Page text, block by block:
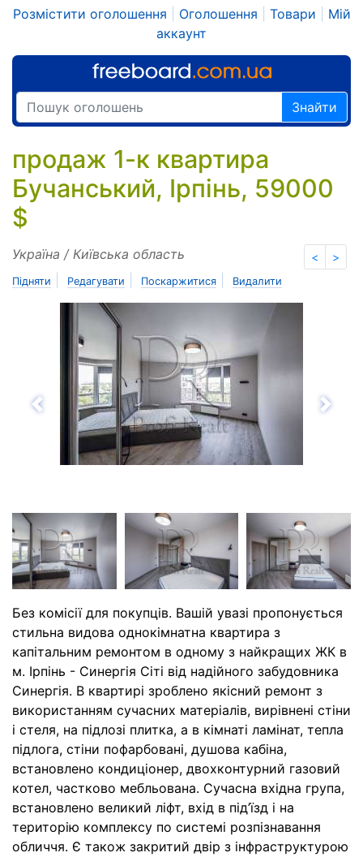
Розмістити оголошення Оголошення Товари
Мій
аккаунт
Знайти
продаж 1-к квартира
Бучанський, Ірпінь, 59000
$
< >
Україна / Київська область
Підняти Редагувати Поскаржитися Видалити
Назад
Без комісії для покупців. Вашій увазі пропонується
стильна видова однокімнатна квартира з
капітальним ремонтом в одному з найкращих ЖК в
м. Ірпінь - Синергія Сіті від надійного забудовника
Синергія. В квартирі зроблено якісний ремонт з
використанням сучасних матеріалів, вирівнені стіни
і стеля, на підлозі плитка, а в кімнаті ламінат, тепла
підлога, стіни пофарбовані, душова кабіна,
встановлено кондиціонер, двохконтурний газовий
котел, частково мебльована. Сучасна вхідна група,
встановлено великий ліфт, вхід в під’їзд і на
територію комплексу по системі розпізнавання
обличчя. Є також закритий двір з інфраструктурою